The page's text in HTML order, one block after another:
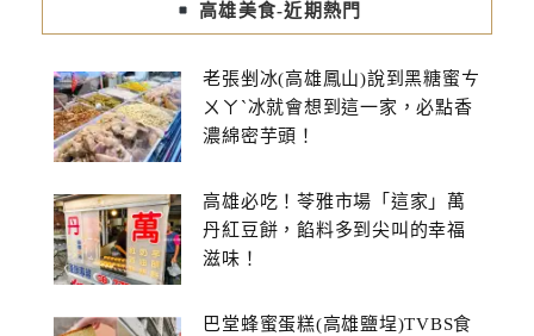
高雄美食-近期熱門
老張剉冰(高雄鳳山)說到黑糖蜜ㄘ
ㄨㄚˋ冰就會想到這一家，必點香
濃綿密芋頭！
高雄必吃！苓雅市場「這家」萬
丹紅豆餅，餡料多到尖叫的幸福
滋味！
巴堂蜂蜜蛋糕(高雄鹽埕)TVBS食